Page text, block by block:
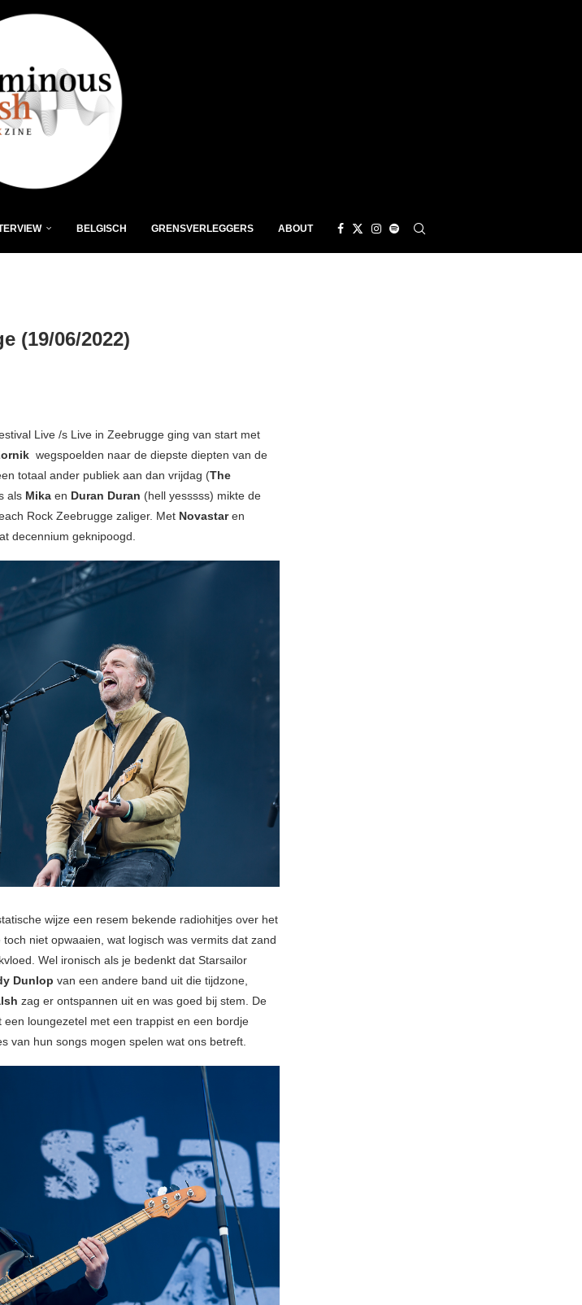
BELGISCH GRENSVERLEGGERS ABOUT
(19/06/2022)
Live /s Live in Zeebrugge ging van start met
wegspoelden naar de diepste diepten van de
totaal ander publiek aan dan vrijdag (The
als Mika en Duran Duran (hell yesssss) mikte de
Rock Zeebrugge zaliger. Met Novastaren
decennium geknipoogd.
wijze een resem bekende radiohitjes over het
niet opwaaien, wat logisch was vermits dat zand
Wel ironisch als je bedenkt dat Starsailor
Dunlop van een andere band uit die tijdzone,
zag er ontspannen uit en was goed bij stem. De
loungezetel met een trappist en een bordje
van hun songs mogen spelen wat ons betreft.